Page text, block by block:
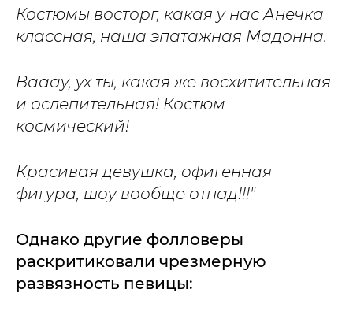
Костюмы восторг, какая у нас Анечка
классная, наша эпатажная Мадонна.
Вааау, ух ты, какая же восхитительная
и ослепительная! Костюм
космический!
Красивая девушка, офигенная
фигура, шоу вообще отпад!!!"
Однако другие фолловеры
раскритиковали чрезмерную
развязность певицы: